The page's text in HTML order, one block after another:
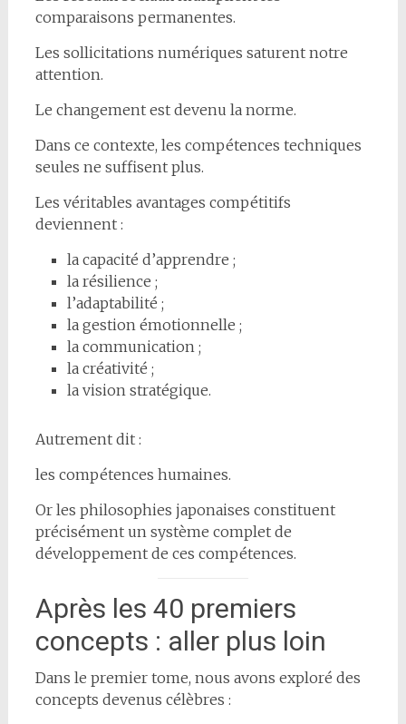
comparaisons permanentes.
Les sollicitations numériques saturent notre
attention.
Le changement est devenu la norme.
Dans ce contexte, les compétences techniques
seules ne suffisent plus.
Les véritables avantages compétitifs
deviennent :
la capacité d’apprendre ;
la résilience ;
l’adaptabilité ;
la gestion émotionnelle ;
la communication ;
la créativité ;
la vision stratégique.
Autrement dit :
les compétences humaines.
Or les philosophies japonaises constituent
précisément un système complet de
développement de ces compétences.
Après les 40 premiers
concepts : aller plus loin
Dans le premier tome, nous avons exploré des
concepts devenus célèbres :